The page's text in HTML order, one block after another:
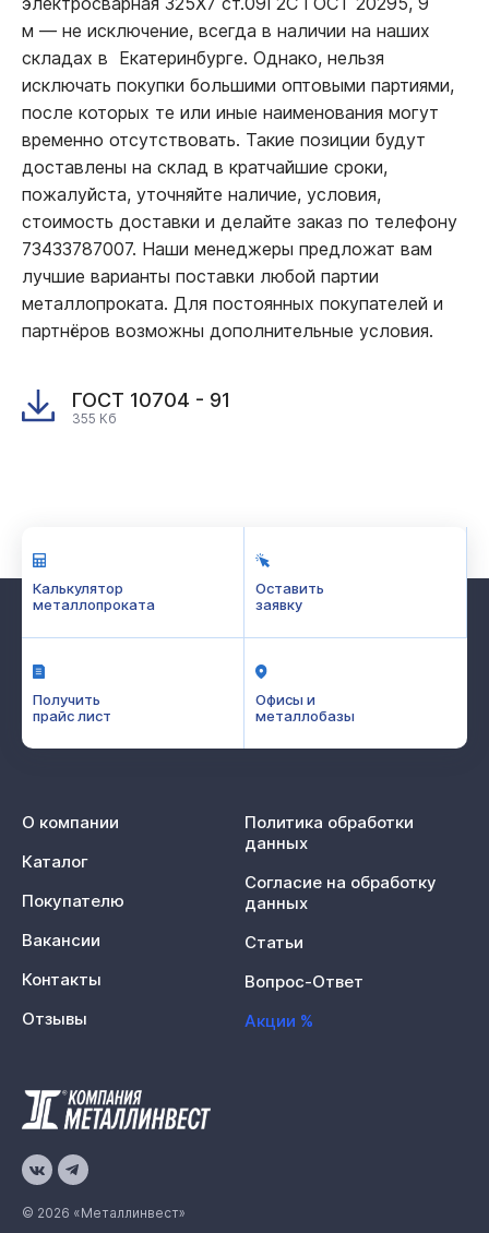
м — не исключение, всегда в наличии на наших
складах в Екатеринбурге. Однако, нельзя
исключать покупки большими оптовыми партиями,
после которых те или иные наименования могут
временно отсутствовать. Такие позиции будут
доставлены на склад в кратчайшие сроки,
пожалуйста, уточняйте наличие, условия,
стоимость доставки и делайте заказ по телефону
73433787007. Наши менеджеры предложат вам
лучшие варианты поставки любой партии
металлопроката. Для постоянных покупателей и
партнёров возможны дополнительные условия.
ГОСТ 10704 - 91
355 Кб
Калькулятор
металлопроката
Оставить
заявку
Получить
прайс лист
Офисы и
металлобазы
© 2026 «Металлинвест»
О компании
Каталог
Покупателю
Вакансии
Контакты
Отзывы
Политика обработки
данных
Согласие на обработку
данных
Статьи
Вопрос-Ответ
Акции %